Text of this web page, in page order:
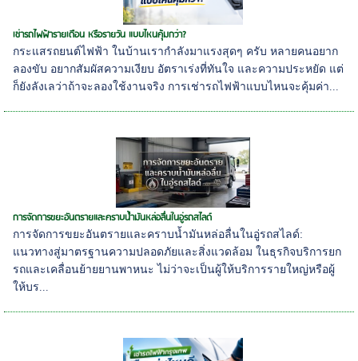
เช่ารถไฟฟ้ารายเดือน หรือรายวัน แบบไหนคุ้มกว่า?
กระแสรถยนต์ไฟฟ้า ในบ้านเรากำลังมาแรงสุดๆ ครับ หลายคนอยาก
ลองขับ อยากสัมผัสความเงียบ อัตราเร่งที่ทันใจ และความประหยัด แต่
ก็ยังลังเลว่าถ้าจะลองใช้งานจริง การเช่ารถไฟฟ้าแบบไหนจะคุ้มค่า...
การจัดการขยะอันตรายและคราบน้ำมันหล่อลื่นในอู่รถสไลด์
การจัดการขยะอันตรายและคราบน้ำมันหล่อลื่นในอู่รถสไลด์:
แนวทางสู่มาตรฐานความปลอดภัยและสิ่งแวดล้อม ในธุรกิจบริการยก
รถและเคลื่อนย้ายยานพาหนะ ไม่ว่าจะเป็นผู้ให้บริการรายใหญ่หรือผู้
ให้บร...